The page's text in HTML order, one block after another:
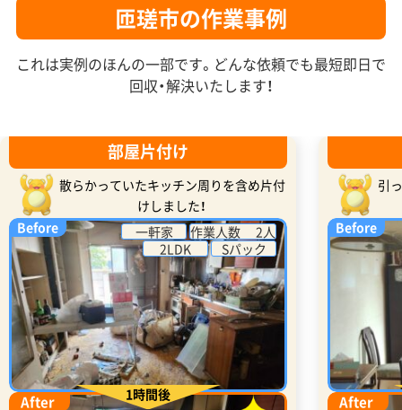
匝瑳市の作業事例
これは実例のほんの一部です。どんな依頼でも最短即日で
回収・解決いたします！
部屋片付け
散らかっていたキッチン周りを含め片付
けしました！
Before
一軒家
作業人数 2人
2LDK
Sパック
After 1時間後
引
Before
After